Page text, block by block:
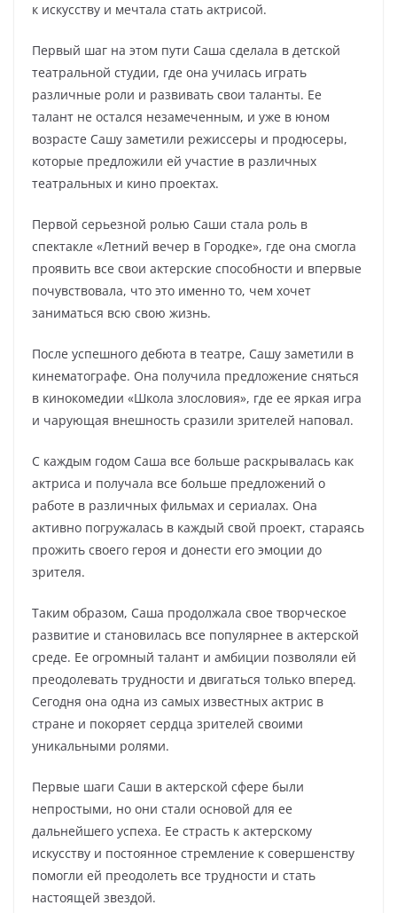
к искусству и мечтала стать актрисой.
Первый шаг на этом пути Саша сделала в детской
театральной студии, где она училась играть
различные роли и развивать свои таланты. Ее
талант не остался незамеченным, и уже в юном
возрасте Сашу заметили режиссеры и продюсеры,
которые предложили ей участие в различных
театральных и кино проектах.
Первой серьезной ролью Саши стала роль в
спектакле «Летний вечер в Городке», где она смогла
проявить все свои актерские способности и впервые
почувствовала, что это именно то, чем хочет
заниматься всю свою жизнь.
После успешного дебюта в театре, Сашу заметили в
кинематографе. Она получила предложение сняться
в кинокомедии «Школа злословия», где ее яркая игра
и чарующая внешность сразили зрителей наповал.
С каждым годом Саша все больше раскрывалась как
актриса и получала все больше предложений о
работе в различных фильмах и сериалах. Она
активно погружалась в каждый свой проект, стараясь
прожить своего героя и донести его эмоции до
зрителя.
Таким образом, Саша продолжала свое творческое
развитие и становилась все популярнее в актерской
среде. Ее огромный талант и амбиции позволяли ей
преодолевать трудности и двигаться только вперед.
Сегодня она одна из самых известных актрис в
стране и покоряет сердца зрителей своими
уникальными ролями.
Первые шаги Саши в актерской сфере были
непростыми, но они стали основой для ее
дальнейшего успеха. Ее страсть к актерскому
искусству и постоянное стремление к совершенству
помогли ей преодолеть все трудности и стать
настоящей звездой.